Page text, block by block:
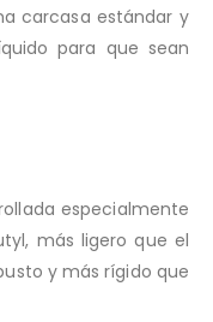
carcasa estándar y
para que sean
especialmente
más ligero que el
y más rígido que